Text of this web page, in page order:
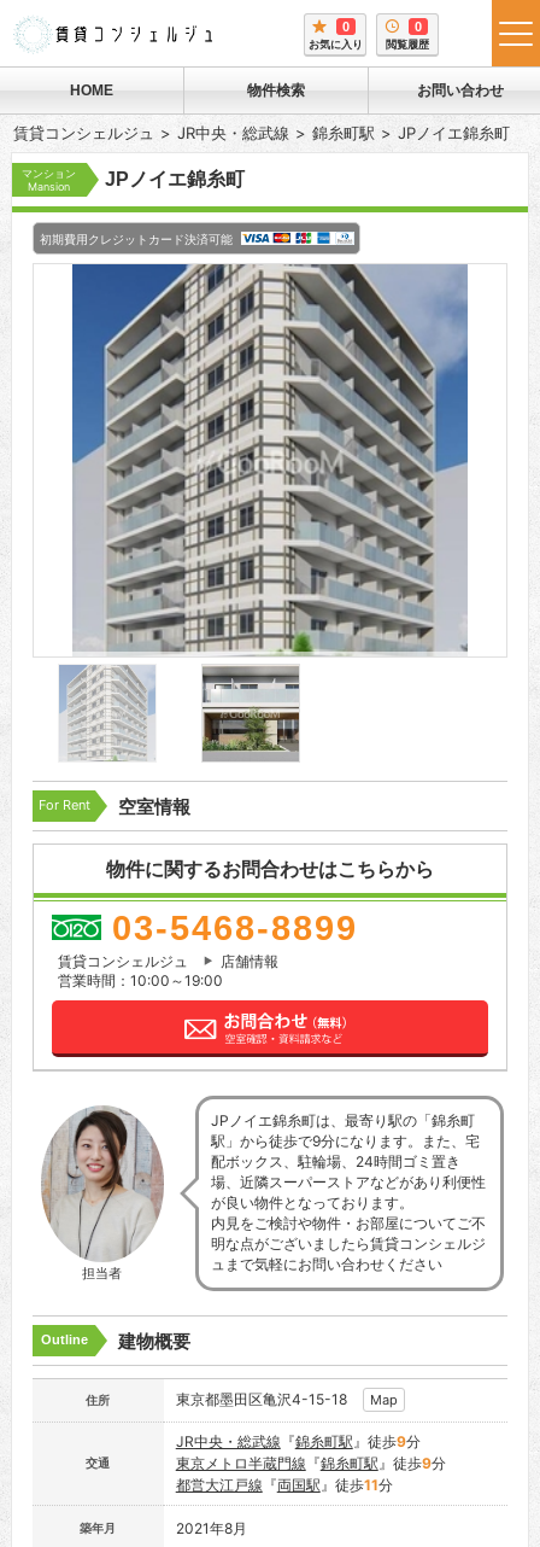
0
お気に入り
0
閲覧履歴
HOME 物件検索 お問い合わせ
賃貸コンシェルジュ JR中央・総武線 錦糸町駅 JPノイエ錦糸町
マンション
Mansion
JPノイエ錦糸町
初期費用クレジットカード決済可能
For Rent 空室情報
物件に関するお問合わせはこちらから
03-5468-8899
賃貸コンシェルジュ
店舗情報
営業時間：10:00～19:00
担当者
JPノイエ錦糸町は、最寄り駅の「錦糸町
駅」から徒歩で9分になります。また、宅
配ボックス、駐輪場、24時間ゴミ置き
場、近隣スーパーストアなどがあり利便性
が良い物件となっております。
内見をご検討や物件・お部屋についてご不
明な点がございましたら賃貸コンシェルジ
ュまで気軽にお問い合わせください
Outline 建物概要
住所 東京都墨田区亀沢4-15-18 Map
交通
JR中央・総武線 『錦糸町駅』徒歩9分
東京メトロ半蔵門線 『錦糸町駅』徒歩9分
都営大江戸線 『両国駅』徒歩11分
築年月 2021年8月